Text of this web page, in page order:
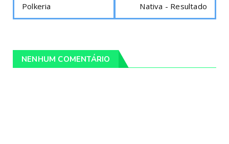
Polkeria Nativa - Resultado
NENHUM COMENTÁRIO